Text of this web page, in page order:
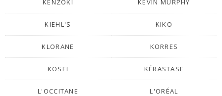
KENZOKI KEVIN MURPHY
KIEHL'S KIKO
KLORANE KORRES
KOSEI KÉRASTASE
L'OCCITANE L'ORÉAL